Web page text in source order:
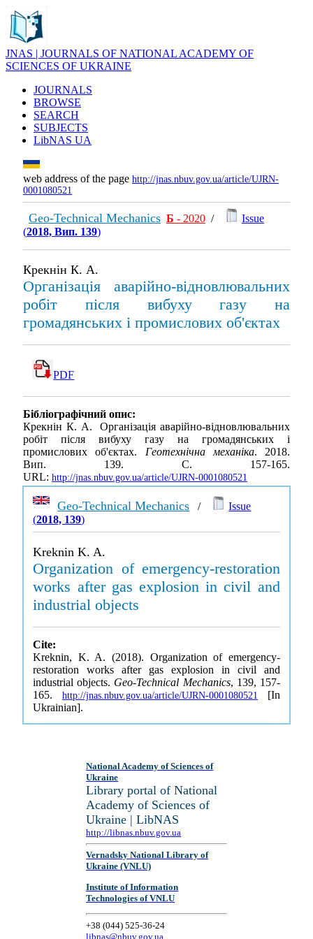
JNAS | JOURNALS OF NATIONAL ACADEMY OF
SCIENCES OF UKRAINE
JOURNALS
BROWSE
SEARCH
SUBJECTS
LibNAS UA
web address of the page http://jnas.nbuv.gov.ua/article/UJRN-
0001080521
Geo-Technical Mechanics Б - 2020 /
Issue
(2018, Вип. 139)
Крекнін К. А.
Організація аварійно-відновлювальних
робіт після вибуху газу на
громадянських і промислових об'єктах
PDF
Бібліографічний опис:
Крекнін К. А. Організація аварійно-відновлювальних
робіт після вибуху газу на громадянських і
промислових об'єктах. Геотехнічна механіка. 2018.
Вип. 139. С. 157-165.
URL: http://jnas.nbuv.gov.ua/article/UJRN-0001080521
Geo-Technical Mechanics /
Issue
(2018, 139)
Kreknin K. A.
Organization of emergency-restoration
works after gas explosion in civil and
industrial objects
Cite:
Kreknin, K. A. (2018). Organization of emergency-
restoration works after gas explosion in civil and
industrial objects. Geo-Technical Mechanics, 139, 157-
165. http://jnas.nbuv.gov.ua/article/UJRN-0001080521
[In
Ukrainian].
National Academy of Sciences of
Ukraine
Library portal of National
Academy of Sciences of
Ukraine | LibNAS
http://libnas.nbuv.gov.ua
Vernadsky National Library of
Ukraine (VNLU)
Institute of Information
Technologies of VNLU
+38 (044) 525-36-24
libnas@nbuv.gov.ua